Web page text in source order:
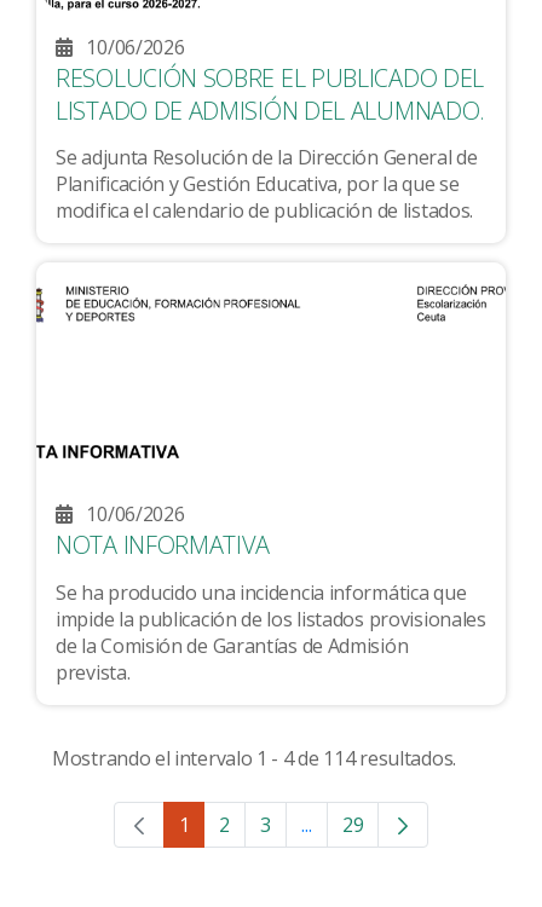
10/06/2026
RESOLUCIÓN SOBRE EL PUBLICADO DEL
LISTADO DE ADMISIÓN DEL ALUMNADO.
Se adjunta Resolución de la Dirección General de
Planificación y Gestión Educativa, por la que se
modifica el calendario de publicación de listados.
10/06/2026
NOTA INFORMATIVA
Se ha producido una incidencia informática que
impide la publicación de los listados provisionales
de la Comisión de Garantías de Admisión
prevista.
Mostrando el intervalo 1 - 4 de 114 resultados.
Página
1 Página
2 Página
3 ...Páginas intermedias Use
Página
29